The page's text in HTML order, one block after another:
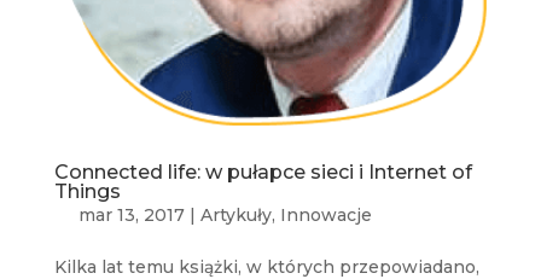
Connected life: w pułapce sieci i Internet of
Things
mar 13, 2017| Artykuły, Innowacje
Kilka lat temu książki, w których przepowiadano,